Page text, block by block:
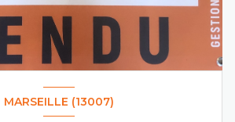
MARSEILLE (13007)